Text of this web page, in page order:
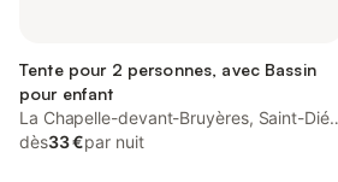
Tente pour 2 personnes, avec Bassin
pour enfant
La Chapelle-devant-Bruyères, Saint-Dié-
des-Vosges
dès33 €par nuit